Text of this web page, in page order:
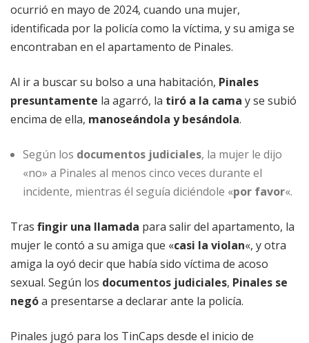
ocurrió en mayo de 2024, cuando una mujer,
identificada por la policía como la víctima, y su amiga se
encontraban en el apartamento de Pinales.
Al ir a buscar su bolso a una habitación, Pinales
presuntamente la agarró, la tiró a la cama y se subió
encima de ella, manoseándola y besándola.
Según los documentos judiciales, la mujer le dijo
«no» a Pinales al menos cinco veces durante el
incidente, mientras él seguía diciéndole «por favor«.
Tras fingir una llamada para salir del apartamento, la
mujer le contó a su amiga que «casi la violan«, y otra
amiga la oyó decir que había sido víctima de acoso
sexual. Según los documentos judiciales, Pinales se
negóa presentarse a declarar ante la policía.
Pinales jugó para los TinCaps desde el inicio de